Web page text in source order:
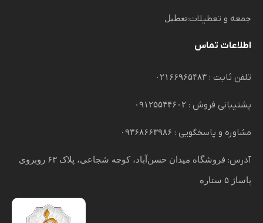
جمعه و تعطیلات:تعطیل
اطلاعات تماس
تلفن ثابت : ۰۲۱۶۶۹۶۵۴۸۳
پشتیبانی فروش : ۰۹۱۲۵۵۴۴۶۰۲
مشاوره و پاسخگویی : ۰۹۳۶۸۶۶۳۹۸۶
آدرس: فروشگاه میدان حسن‌آباد، کوچه شجاعی، پلاک ۶۳ روبروی
پاساژ ۵ ستاره